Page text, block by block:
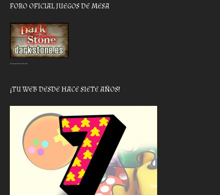
FORO OFICIAL JUEGOS DE MESA
………..
¡TU WEB DESDE HACE SIETE AÑOS!